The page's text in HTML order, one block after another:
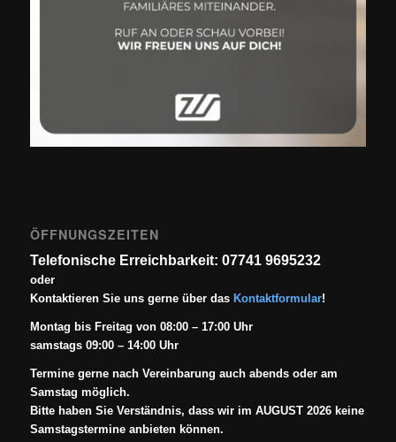
ÖFFNUNGSZEITEN
Telefonische Erreichbarkeit: 07741 9695232
oder
Kontaktieren Sie uns gerne über das Kontaktformular!
Montag bis Freitag von 08:00 – 17:00 Uhr
samstags 09:00 – 14:00 Uhr
Termine gerne nach Vereinbarung auch abends oder am
Samstag möglich.
Bitte haben Sie Verständnis, dass wir im AUGUST 2026 keine
Samstagstermine anbieten können.